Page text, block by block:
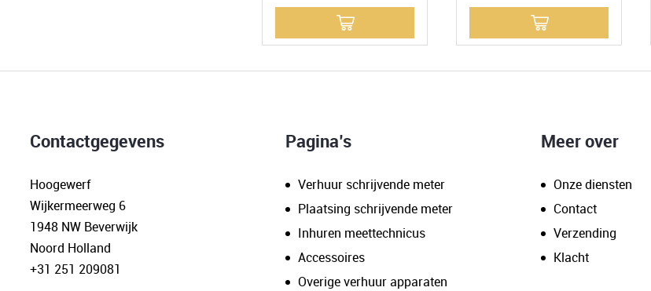
Contactgegevens
Hoogewerf
Wijkermeerweg 6
1948 NW Beverwijk
Noord Holland
+31 251 209081
Pagina’s
Verhuur schrijvende meter
Plaatsing schrijvende meter
Inhuren meettechnicus
Accessoires
Overige verhuur apparaten
Meer over
Onze diensten
Contact
Verzending
Klacht